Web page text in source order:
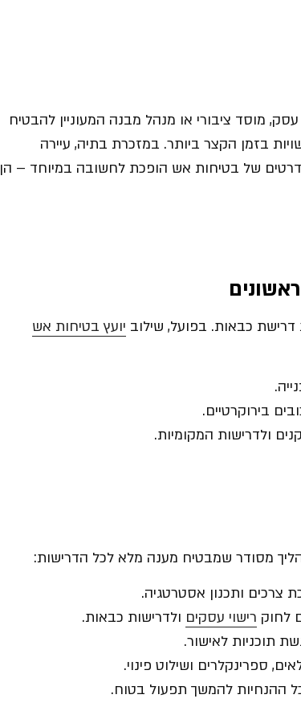
מוסד ציבורי או מנהל מבנה המעוניין להבטיח
בזמן הקצר ביותר. במזכרת בתיה, עיירה
של בטיחות אש הופכת לחשובה במיוחד – הן
כבאות. בפועל, שילוב יועץ בטיחות אש
בירוקרטיים.
ולדרישות המקומיות.
מסודר שמבטיח מענה מלא לכל הדרישות:
ותכנון אסטרטגיה.
לחוק רישוי עסקים ולדרישות כבאות.
תוכניות לאישור.
ספרינקלרים ושילוט פינוי.
ההנחיות להמשך תפעול בטוח.